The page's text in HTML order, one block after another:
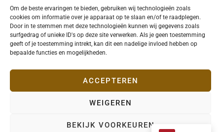
Om de beste ervaringen te bieden, gebruiken wij technologieën zoals
cookies om informatie over je apparaat op te slaan en/of te raadplegen.
Door in te stemmen met deze technologieën kunnen wij gegevens zoals
surfgedrag of unieke ID's op deze site verwerken. Als je geen toestemming
geeft of je toestemming intrekt, kan dit een nadelige invloed hebben op
bepaalde functies en mogelijkheden.
ACCEPTEREN
WEIGEREN
BEKIJK VOORKEUREN
Deborah Rose geeft extra schuurconcert in
Leke
31 juli 2026
Copyright © 2026 indegazette.be |Privacy